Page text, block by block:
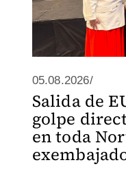
05.08.2026/
Salida de
golpe
en toda